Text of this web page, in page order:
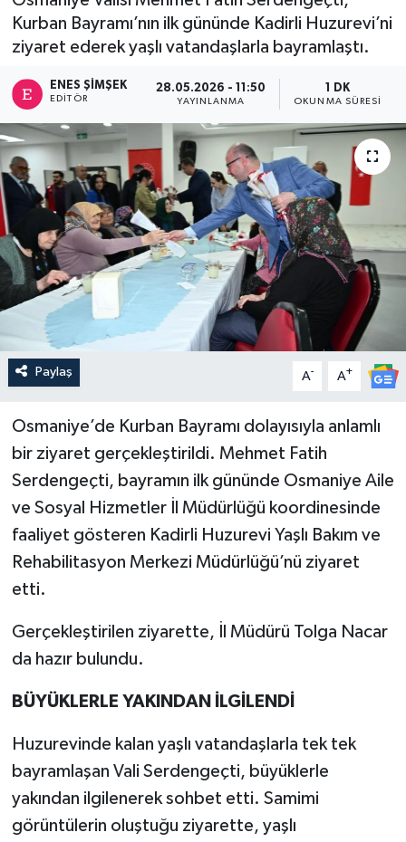
Kurban Bayramı’nın ilk gününde Kadirli Huzurevi’ni
ziyaret ederek yaşlı vatandaşlarla bayramlaştı.
ENES ŞIMŞEK
EDITÖR
28.05.2026 - 11:50
YAYINLANMA
1 DK
OKUNMA SÜRESI
Paylaş A- A+
Osmaniye’de Kurban Bayramı dolayısıyla anlamlı
bir ziyaret gerçekleştirildi. Mehmet Fatih
Serdengeçti, bayramın ilk gününde Osmaniye Aile
ve Sosyal Hizmetler İl Müdürlüğü koordinesinde
faaliyet gösteren Kadirli Huzurevi Yaşlı Bakım ve
Rehabilitasyon Merkezi Müdürlüğü’nü ziyaret
etti.
Gerçekleştirilen ziyarette, İl Müdürü Tolga Nacar
da hazır bulundu.
BÜYÜKLERLE YAKINDAN İLGİLENDİ
Huzurevinde kalan yaşlı vatandaşlarla tek tek
bayramlaşan Vali Serdengeçti, büyüklerle
yakından ilgilenerek sohbet etti. Samimi
görüntülerin oluştuğu ziyarette, yaşlı